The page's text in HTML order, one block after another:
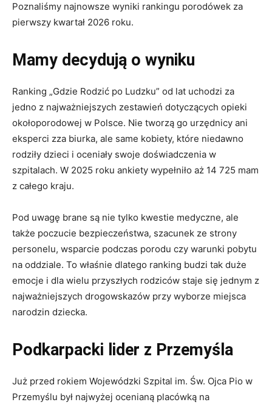
Poznaliśmy najnowsze wyniki rankingu porodówek za
pierwszy kwartał 2026 roku.
Mamy decydują o wyniku
Ranking „Gdzie Rodzić po Ludzku” od lat uchodzi za
jedno z najważniejszych zestawień dotyczących opieki
okołoporodowej w Polsce. Nie tworzą go urzędnicy ani
eksperci zza biurka, ale same kobiety, które niedawno
rodziły dzieci i oceniały swoje doświadczenia w
szpitalach. W 2025 roku ankiety wypełniło aż 14 725 mam
z całego kraju.
Pod uwagę brane są nie tylko kwestie medyczne, ale
także poczucie bezpieczeństwa, szacunek ze strony
personelu, wsparcie podczas porodu czy warunki pobytu
na oddziale. To właśnie dlatego ranking budzi tak duże
emocje i dla wielu przyszłych rodziców staje się jednym z
najważniejszych drogowskazów przy wyborze miejsca
narodzin dziecka.
Podkarpacki lider z Przemyśla
Już przed rokiem Wojewódzki Szpital im. Św. Ojca Pio w
Przemyślu był najwyżej ocenianą placówką na